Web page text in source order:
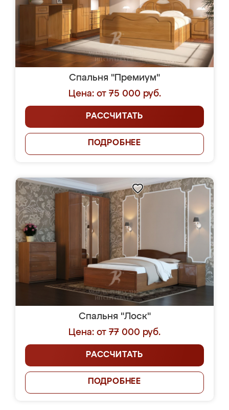
Спальня "Премиум"
Цена: от 75 000 руб.
РАССЧИТАТЬ
ПОДРОБНЕЕ
Спальня "Лоск"
Цена: от 77 000 руб.
РАССЧИТАТЬ
ПОДРОБНЕЕ